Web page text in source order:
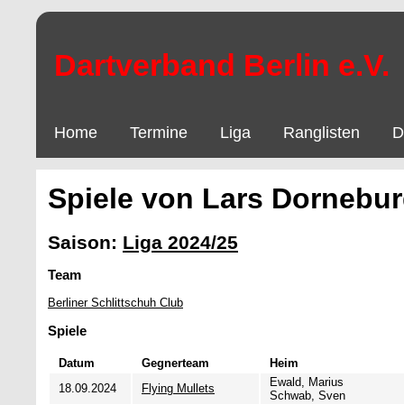
Dartverband Berlin e.V.
Home Termine Liga Ranglisten
Spiele von Lars
Saison: Liga 2024/25
Team
Berliner Schlittschuh Club
Spiele
Datum Gegnerteam
Heim
18.09.2024
Flying Mullets
Ewald, Marius
Schwab, Sven